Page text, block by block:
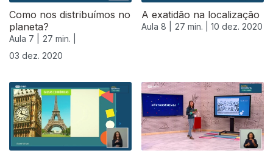
Como nos distribuímos no
planeta?
Aula 7 |
27 min. |
03 dez. 2020
A exatidão na localização
Aula 8 | 27 min. | 10 dez. 2020